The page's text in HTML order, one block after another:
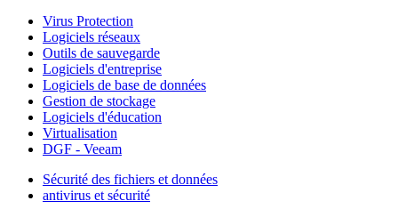
Virus Protection
Logiciels réseaux
Outils de sauvegarde
Logiciels d'entreprise
Logiciels de base de données
Gestion de stockage
Logiciels d'éducation
Virtualisation
DGF - Veeam
Sécurité des fichiers et données
antivirus et sécurité